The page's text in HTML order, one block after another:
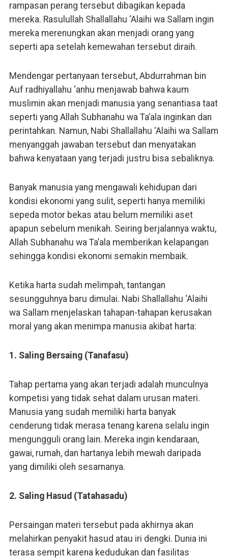
rampasan perang tersebut dibagikan kepada
mereka. Rasulullah Shallallahu ‘Alaihi wa Sallam ingin
mereka merenungkan akan menjadi orang yang
seperti apa setelah kemewahan tersebut diraih.
Mendengar pertanyaan tersebut, Abdurrahman bin
Auf radhiyallahu ‘anhu menjawab bahwa kaum
muslimin akan menjadi manusia yang senantiasa taat
seperti yang Allah Subhanahu wa Ta’ala inginkan dan
perintahkan. Namun, Nabi Shallallahu ‘Alaihi wa Sallam
menyanggah jawaban tersebut dan menyatakan
bahwa kenyataan yang terjadi justru bisa sebaliknya.
Banyak manusia yang mengawali kehidupan dari
kondisi ekonomi yang sulit, seperti hanya memiliki
sepeda motor bekas atau belum memiliki aset
apapun sebelum menikah. Seiring berjalannya waktu,
Allah Subhanahu wa Ta’ala memberikan kelapangan
sehingga kondisi ekonomi semakin membaik.
Ketika harta sudah melimpah, tantangan
sesungguhnya baru dimulai. Nabi Shallallahu ‘Alaihi
wa Sallam menjelaskan tahapan-tahapan kerusakan
moral yang akan menimpa manusia akibat harta:
1. Saling Bersaing (Tanafasu)
Tahap pertama yang akan terjadi adalah munculnya
kompetisi yang tidak sehat dalam urusan materi.
Manusia yang sudah memiliki harta banyak
cenderung tidak merasa tenang karena selalu ingin
mengungguli orang lain. Mereka ingin kendaraan,
gawai, rumah, dan hartanya lebih mewah daripada
yang dimiliki oleh sesamanya.
2. Saling Hasud (Tatahasadu)
Persaingan materi tersebut pada akhirnya akan
melahirkan penyakit hasud atau iri dengki. Dunia ini
terasa sempit karena kedudukan dan fasilitas